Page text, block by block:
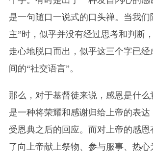
是一句随口一说式的口头禅。当我们
主”时，似乎并没有经过思考和判断
走心地脱口而出，似乎这三个字已经
间的“社交语言”。
那么，对于基督徒来说，感恩是什么
是一种将荣耀和感谢归给上帝的表达
受恩典之后的回应。而对上帝的感恩
了向上帝献上祭物、参与服事、热心